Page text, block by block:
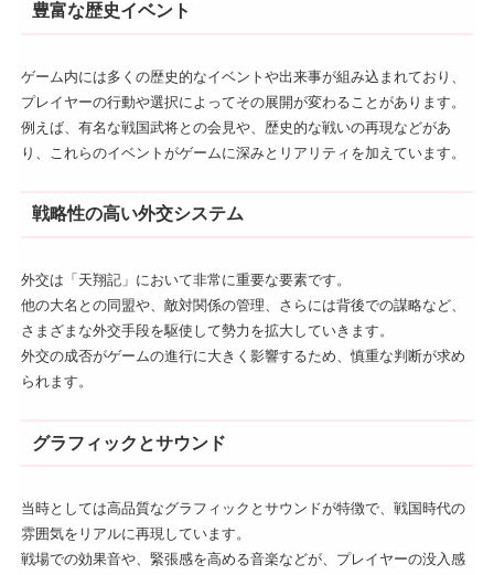
豊富な歴史イベント
ゲーム内には多くの歴史的なイベントや出来事が組み込まれており、
プレイヤーの行動や選択によってその展開が変わることがあります。
例えば、有名な戦国武将との会見や、歴史的な戦いの再現などがあ
り、これらのイベントがゲームに深みとリアリティを加えています。
戦略性の高い外交システム
外交は「天翔記」において非常に重要な要素です。
他の大名との同盟や、敵対関係の管理、さらには背後での謀略など、
さまざまな外交手段を駆使して勢力を拡大していきます。
外交の成否がゲームの進行に大きく影響するため、慎重な判断が求め
られます。
グラフィックとサウンド
当時としては高品質なグラフィックとサウンドが特徴で、戦国時代の
雰囲気をリアルに再現しています。
戦場での効果音や、緊張感を高める音楽などが、プレイヤーの没入感